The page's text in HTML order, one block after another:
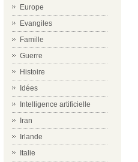
Europe
Evangiles
Famille
Guerre
Histoire
Idées
Intelligence artificielle
Iran
Irlande
Italie